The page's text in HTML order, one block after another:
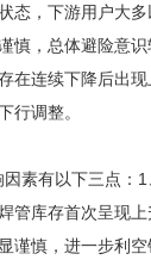
态，下游用户大
慎，总体避险意
在连续下降后出
行调整。
素有以下三点：1
管库存首次呈现
谨慎，进一步利